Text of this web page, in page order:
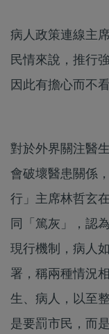
病人政策連線主
民情來說，推行
因此有擔心而不
對於外界關注醫
會破壞醫患關係
行」主席林哲玄
同「篤灰」，認
現行機制，病人
署，稱兩種情況
生、病人，以至
是要罰市民，而